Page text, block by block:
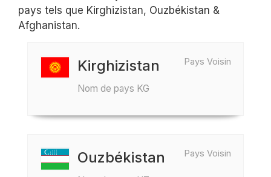
pays tels que Kirghizistan, Ouzbékistan &
Afghanistan.
Pays Voisin
Kirghizistan
Nom de pays KG
Pays Voisin
Ouzbékistan